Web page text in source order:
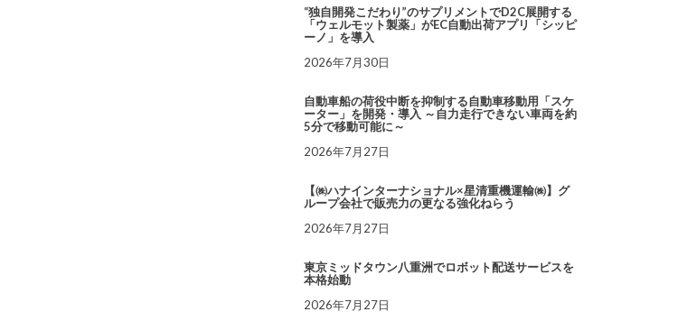
“独自開発こだわり”のサプリメントでD2C展開する
「ウェルモット製薬」がEC自動出荷アプリ「シッピ
ーノ」を導入
2026年7月30日
自動車船の荷役中断を抑制する自動車移動用「スケ
ーター」を開発・導入 ～自力走行できない車両を約
5分で移動可能に～
2026年7月27日
【㈱ハナインターナショナル×星清重機運輸㈱】グ
ループ会社で販売力の更なる強化ねらう
2026年7月27日
東京ミッドタウン八重洲でロボット配送サービスを
本格始動
2026年7月27日